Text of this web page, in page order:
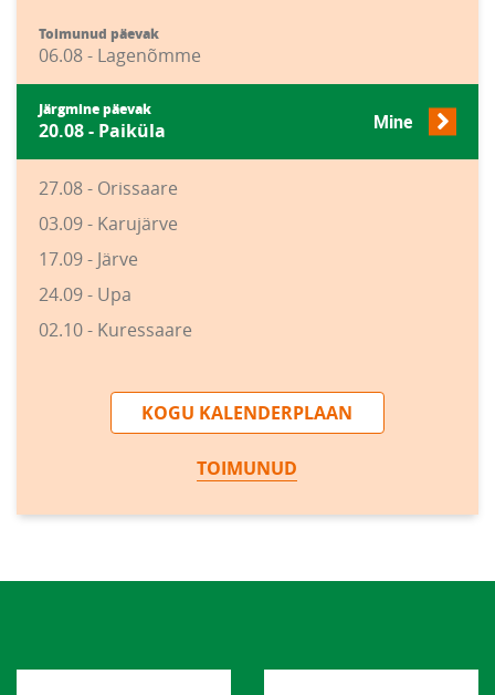
Toimunud päevak
06.08 - Lagenõmme
Järgmine päevak
20.08 - Paiküla Mine
27.08 - Orissaare
03.09 - Karujärve
17.09 - Järve
24.09 - Upa
02.10 - Kuressaare
KOGU KALENDERPLAAN
TOIMUNUD